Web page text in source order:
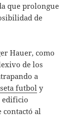
que prolongue
de
Hauer, como
de los
a
futbol y
edificio
contactó al